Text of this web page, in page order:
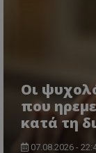
Οι
που
κατά τη
07.08.2026 -